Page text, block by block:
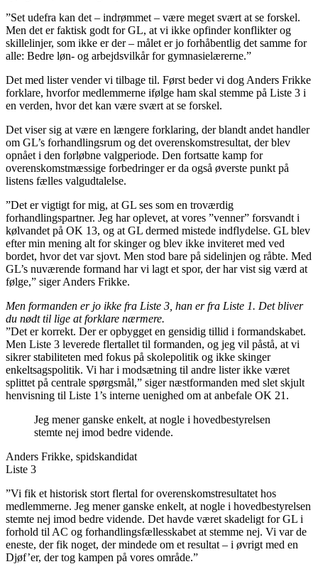
”Set udefra kan det – indrømmet – være meget svært at se forskel.
Men det er faktisk godt for GL, at vi ikke opfinder konflikter og
skillelinjer, som ikke er der – målet er jo forhåbentlig det samme for
alle: Bedre løn- og arbejdsvilkår for gymnasielærerne.”
Det med lister vender vi tilbage til. Først beder vi dog Anders Frikke
forklare, hvorfor medlemmerne ifølge ham skal stemme på Liste 3 i
en verden, hvor det kan være svært at se forskel.
Det viser sig at være en længere forklaring, der blandt andet handler
om GL’s forhandlingsrum og det overenskomstresultat, der blev
opnået i den forløbne valgperiode. Den fortsatte kamp for
overenskomstmæssige forbedringer er da også øverste punkt på
listens fælles valgudtalelse.
”Det er vigtigt for mig, at GL ses som en troværdig
forhandlingspartner. Jeg har oplevet, at vores ”venner” forsvandt i
kølvandet på OK 13, og at GL dermed mistede indflydelse. GL blev
efter min mening alt for skinger og blev ikke inviteret med ved
bordet, hvor det var sjovt. Men stod bare på sidelinjen og råbte. Med
GL’s nuværende formand har vi lagt et spor, der har vist sig værd at
følge,” siger Anders Frikke.
Men formanden er jo ikke fra Liste 3, han er fra Liste 1. Det bliver
du nødt til lige at forklare nærmere.
”Det er korrekt. Der er opbygget en gensidig tillid i formandskabet.
Men Liste 3 leverede flertallet til formanden, og jeg vil påstå, at vi
sikrer stabiliteten med fokus på skolepolitik og ikke skinger
enkeltsagspolitik. Vi har i modsætning til andre lister ikke været
splittet på centrale spørgsmål,” siger næstformanden med slet skjult
henvisning til Liste 1’s interne uenighed om at anbefale OK 21.
Jeg mener ganske enkelt, at nogle i hovedbestyrelsen
stemte nej imod bedre vidende.
Anders Frikke, spidskandidat
Liste 3
”Vi fik et historisk stort flertal for overenskomstresultatet hos
medlemmerne. Jeg mener ganske enkelt, at nogle i hovedbestyrelsen
stemte nej imod bedre vidende. Det havde været skadeligt for GL i
forhold til AC og forhandlingsfællesskabet at stemme nej. Vi var de
eneste, der fik noget, der mindede om et resultat – i øvrigt med en
Djøf’er, der tog kampen på vores område.”